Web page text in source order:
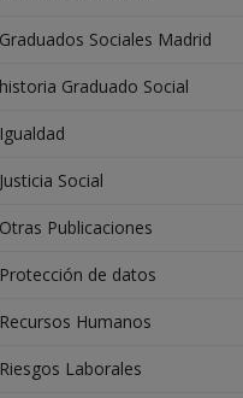
Graduados Sociales Madrid
historia Graduado Social
Igualdad
Justicia Social
Otras Publicaciones
Protección de datos
Recursos Humanos
Riesgos Laborales